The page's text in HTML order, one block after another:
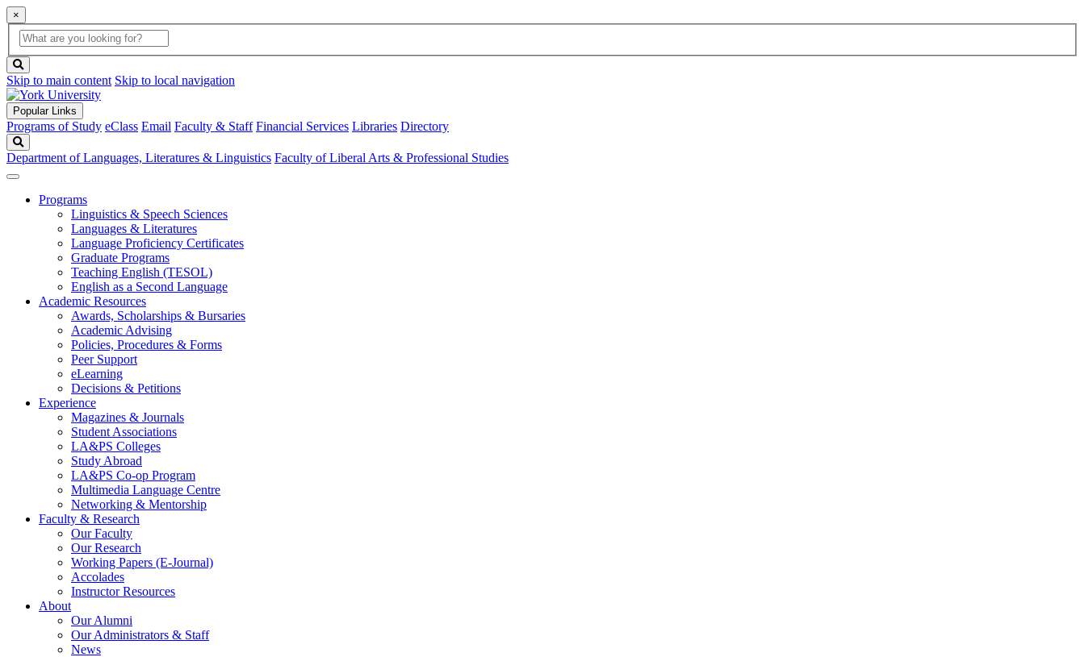
×
Global
Search
search
box
button
Skip to main content Skip to local navigation
Popular Links
Programs of Study eClass Email Faculty & Staff Financial Services Libraries Directory
Department of Languages, Literatures & Linguistics Faculty of Liberal Arts & Professional Studies
Programs
Linguistics & Speech Sciences
Languages & Literatures
Language Proficiency Certificates
Graduate Programs
Teaching English (TESOL)
English as a Second Language
Academic Resources
Awards, Scholarships & Bursaries
Academic Advising
Policies, Procedures & Forms
Peer Support
eLearning
Decisions & Petitions
Experience
Magazines & Journals
Student Associations
LA&PS Colleges
Study Abroad
LA&PS Co-op Program
Multimedia Language Centre
Networking & Mentorship
Faculty & Research
Our Faculty
Our Research
Working Papers (E-Journal)
Accolades
Instructor Resources
About
Our Alumni
Our Administrators & Staff
News